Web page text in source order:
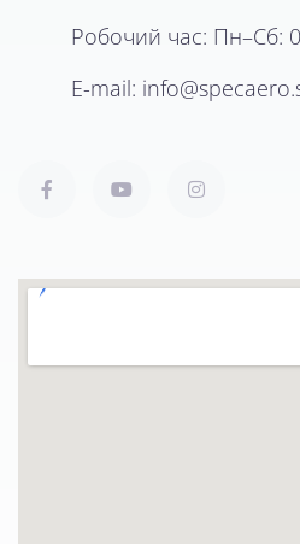
Робочий час: Пн–Сб:
E-mail: